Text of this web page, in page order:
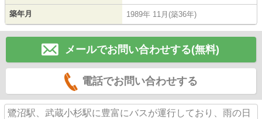
築年月 1989年 11月(築36年)
メールでお問い合わせする(無料)
電話でお問い合わせする
鷺沼駅、武蔵小杉駅に豊富にバスが運行しており、雨の日